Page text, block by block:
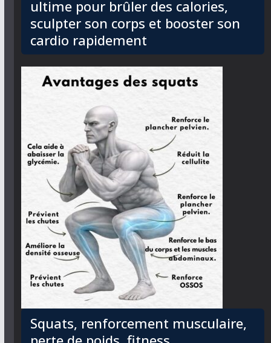
ultime pour brûler des calories,
sculpter son corps et booster son
cardio rapidement
Squats, renforcement musculaire,